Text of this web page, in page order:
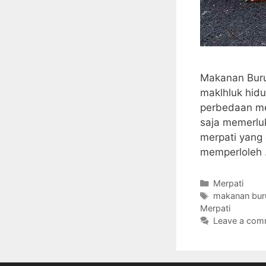
Makanan
maklhluk
perbedaan
saja
merpati
Categories
Merpati
Tags
makanan
Merpati
Leave a